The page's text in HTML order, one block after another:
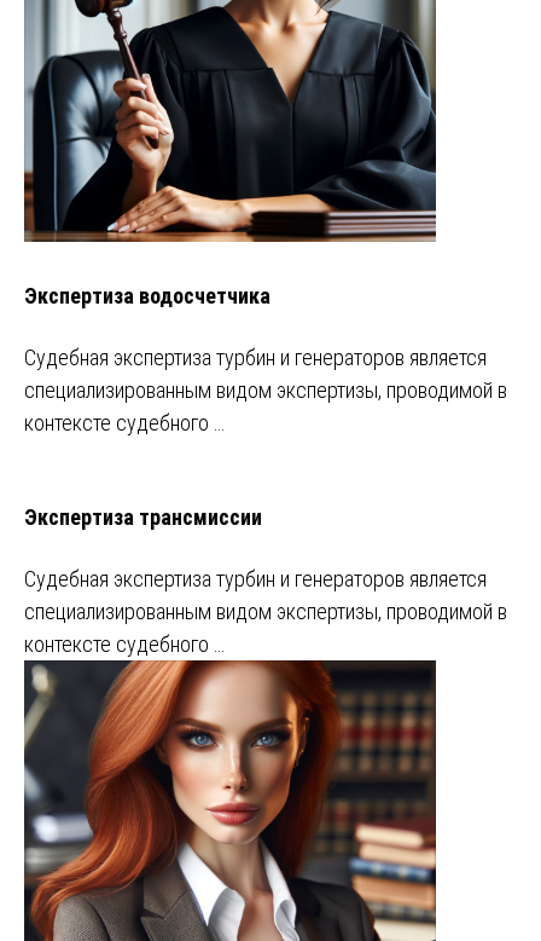
Экспертиза водосчетчика
Судебная экспертиза турбин и генераторов является
специализированным видом экспертизы, проводимой в
контексте судебного …
Экспертиза трансмиссии
Судебная экспертиза турбин и генераторов является
специализированным видом экспертизы, проводимой в
контексте судебного …